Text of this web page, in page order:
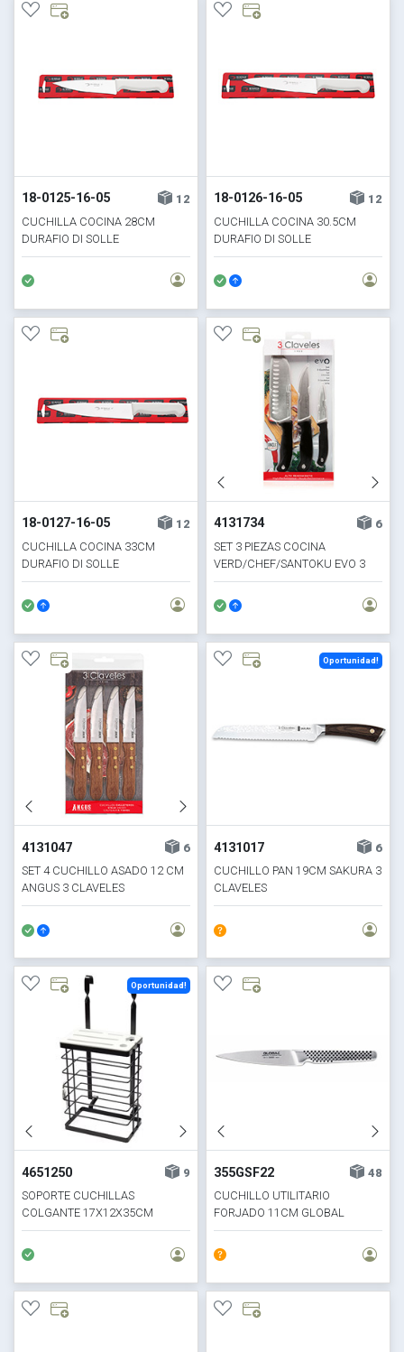
18-0125-16-05
12
CUCHILLA COCINA 28CM
DURAFIO DI SOLLE
18-0126-16-05
12
CUCHILLA COCINA 30.5CM
DURAFIO DI SOLLE
18-0127-16-05
12
CUCHILLA COCINA 33CM
DURAFIO DI SOLLE
4131734
6
SET 3 PIEZAS COCINA
VERD/CHEF/SANTOKU EVO 3
CLAVELES
4131047
6
SET 4 CUCHILLO ASADO 12 CM
ANGUS 3 CLAVELES
4131017
6
CUCHILLO PAN 19CM SAKURA 3
CLAVELES
Oportunidad!
4651250
9
SOPORTE CUCHILLAS
COLGANTE 17X12X35CM
METAL
Oportunidad!
355GSF22
48
CUCHILLO UTILITARIO
FORJADO 11CM GLOBAL